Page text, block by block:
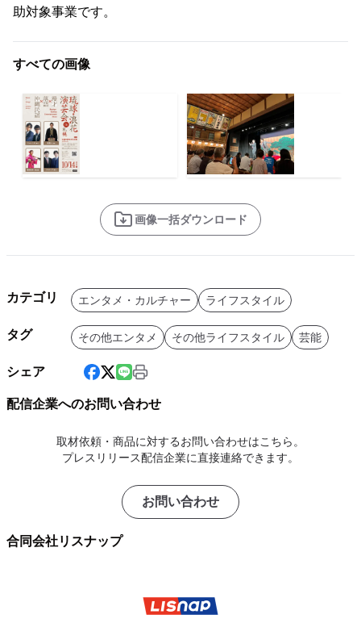
助対象事業です。
すべての画像
画像一括ダウンロード
カテゴリ エンタメ・カルチャー ライフスタイル
タグ その他エンタメ その他ライフスタイル 芸能
シェア
配信企業へのお問い合わせ
取材依頼・商品に対するお問い合わせはこちら。
プレスリリース配信企業に直接連絡できます。
お問い合わせ
合同会社リスナップ